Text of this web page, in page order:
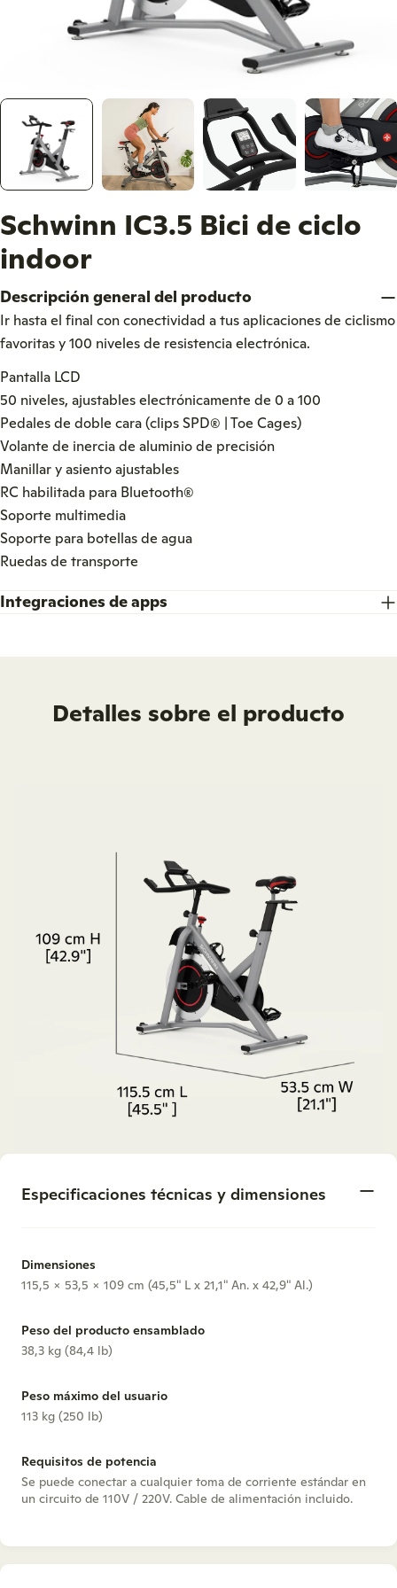
Schwinn IC3.5 Bici de ciclo
indoor
Descripción general del producto
Ir hasta el final con conectividad a tus aplicaciones de ciclismo
favoritas y 100 niveles de resistencia electrónica.
Pantalla LCD
50 niveles, ajustables electrónicamente de 0 a 100
Pedales de doble cara (clips SPD® | Toe Cages)
Volante de inercia de aluminio de precisión
Manillar y asiento ajustables
RC habilitada para Bluetooth®
Soporte multimedia
Soporte para botellas de agua
Ruedas de transporte
Integraciones de apps
Detalles sobre el producto
Especificaciones técnicas y dimensiones
Dimensiones
115,5 x 53,5 x 109 cm (45,5" L x 21,1" An. x 42,9" Al.)
Peso del producto ensamblado
38,3 kg (84,4 lb)
Peso máximo del usuario
113 kg (250 lb)
Requisitos de potencia
Se puede conectar a cualquier toma de corriente estándar en
un circuito de 110V / 220V. Cable de alimentación incluido.